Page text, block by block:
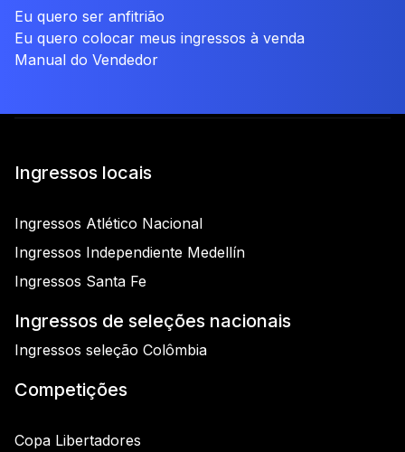
Eu quero ser anfitrião
Eu quero colocar meus ingressos à venda
Manual do Vendedor
Ingressos locais
Ingressos Atlético Nacional
Ingressos Independiente Medellín
Ingressos Santa Fe
Ingressos de seleções nacionais
Ingressos seleção Colômbia
Competições
Copa Libertadores